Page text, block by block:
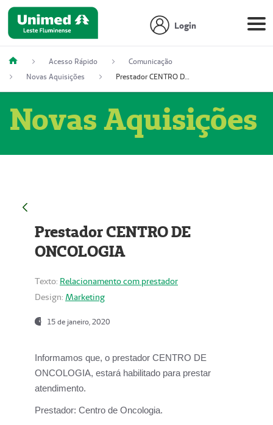
Login
Acesso Rápido
Comunicação
Novas Aquisições
Prestador CENTRO DE ONCOLOGIA
Novas Aquisições
Prestador CENTRO DE
ONCOLOGIA
Texto: Relacionamento com prestador
Design: Marketing
15 de janeiro, 2020
Informamos que, o prestador CENTRO DE
ONCOLOGIA, estará habilitado para prestar
atendimento.
Prestador: Centro de Oncologia.